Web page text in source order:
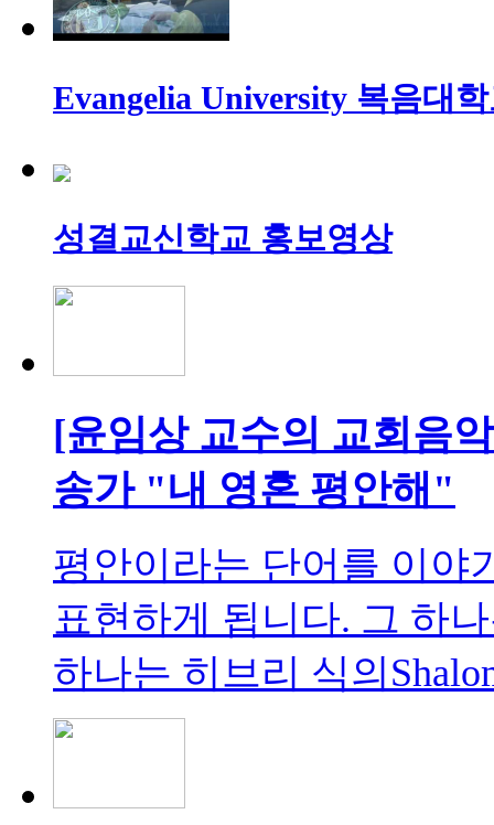
Evangelia University 복음대
성결교신학교 홍보영상
[윤임상 교수의 교회음
송가 "내 영혼 평안해"
평안이라는 단어를 이야
표현하게 됩니다. 그 하
하나는 히브리 식의